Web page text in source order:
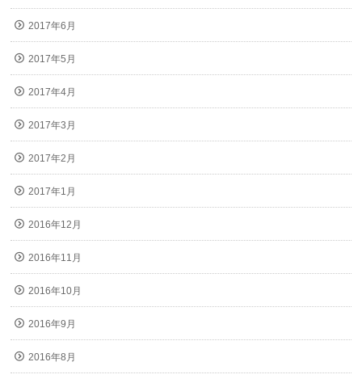
2017年6月
2017年5月
2017年4月
2017年3月
2017年2月
2017年1月
2016年12月
2016年11月
2016年10月
2016年9月
2016年8月